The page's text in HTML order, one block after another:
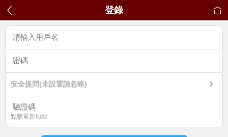
登錄
安全提問(未設置請忽略)
點擊重新加載